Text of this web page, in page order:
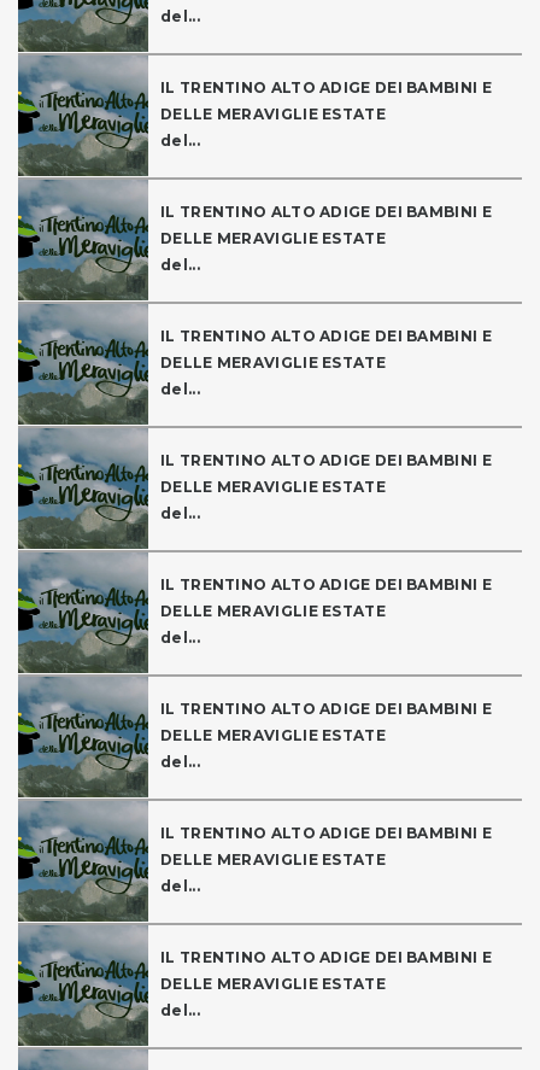
del...
IL TRENTINO ALTO ADIGE DEI BAMBINI E
DELLE MERAVIGLIE ESTATE
del...
IL TRENTINO ALTO ADIGE DEI BAMBINI E
DELLE MERAVIGLIE ESTATE
del...
IL TRENTINO ALTO ADIGE DEI BAMBINI E
DELLE MERAVIGLIE ESTATE
del...
IL TRENTINO ALTO ADIGE DEI BAMBINI E
DELLE MERAVIGLIE ESTATE
del...
IL TRENTINO ALTO ADIGE DEI BAMBINI E
DELLE MERAVIGLIE ESTATE
del...
IL TRENTINO ALTO ADIGE DEI BAMBINI E
DELLE MERAVIGLIE ESTATE
del...
IL TRENTINO ALTO ADIGE DEI BAMBINI E
DELLE MERAVIGLIE ESTATE
del...
IL TRENTINO ALTO ADIGE DEI BAMBINI E
DELLE MERAVIGLIE ESTATE
del...